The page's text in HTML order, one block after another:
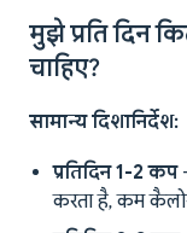
मुझे प्रति दिन
चाहिए?
सामान्य दिशानिर्देश:
प्रतिदिन 1-2 कप
करता है, कम